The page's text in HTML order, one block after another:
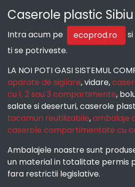
Caserole plastic Sibiu
Intra acum pe ecoprod.ro
ti se potriveste.
LA NOI POTI GASI SISTEMUL
aparate de sigilare, vidare,
cu 1, 2 sau 3 compartimente,
salate si deserturi, caserole
tacamuri reutilizabile,ambalaje
caserole compartimentate cu
Ambalajele noastre sunt
un material in totalitate permis
fara restrictii legislative.